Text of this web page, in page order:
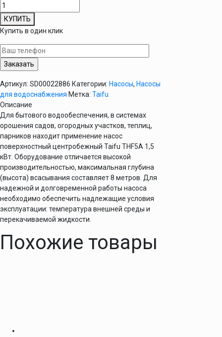
Количество
товара
Насос
поверхностный
центробежный
Taifu
THF5A
кВт
КУПИТЬ
Купить в один клик
Артикул: SD00022886 Категории: Насосы, Насосы
для водоснабжения Метка: Taifu
Описание
Для бытового водообеспечения, в системах
орошения садов, огородных участков, теплиц,
парников находит применение насос
поверхностный центробежный Taifu THF5A 1,5
кВт. Оборудование отличается высокой
производительностью, максимальная глубина
(высота) всасывания составляет 8 метров. Для
надежной и долговременной работы насоса
необходимо обеспечить надлежащие условия
эксплуатации: температура внешней среды и
перекачиваемой жидкости.
Похожие товары